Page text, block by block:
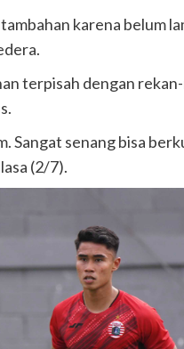
karena belum
terpisah dengan
Sangat senang bisa
(2/7).